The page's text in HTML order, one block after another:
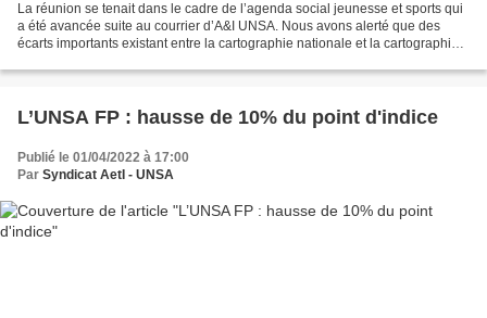
La réunion se tenait dans le cadre de l’agenda social jeunesse et sports qui
a été avancée suite au courrier d’A&I UNSA. Nous avons alerté que des
écarts importants existant entre la cartographie nationale et la cartographie
L’UNSA FP : hausse de 10% du point d'indice
Publié le 01/04/2022 à 17:00
Par Syndicat AetI - UNSA